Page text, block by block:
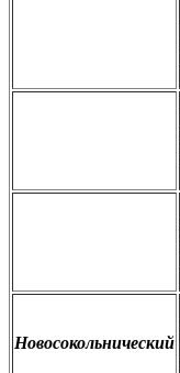
Новосокольнический